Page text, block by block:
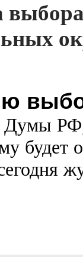
Думы
будет